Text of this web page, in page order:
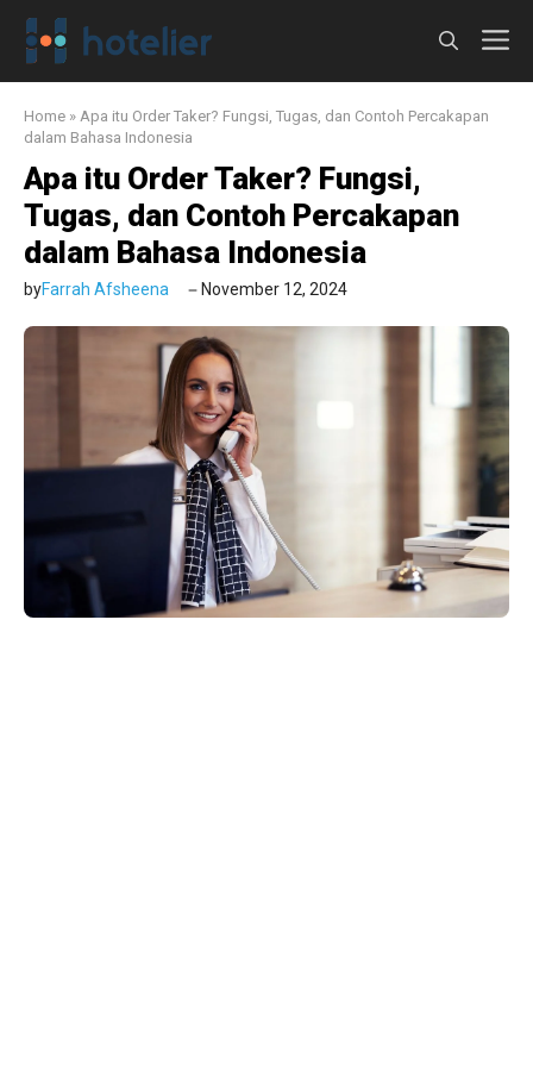
Langsung
Home » Apa itu Order Taker? Fungsi, Tugas, dan Contoh Percakapan
dalam Bahasa Indonesia
Apa itu Order Taker? Fungsi,
Tugas, dan Contoh Percakapan
dalam Bahasa Indonesia
byFarrah Afsheena November 12, 2024